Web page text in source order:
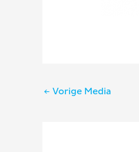
Bericht
← Vorige Media